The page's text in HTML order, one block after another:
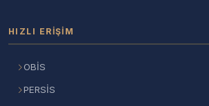
HIZLI ERIŞIM
OBİS
PERSİS